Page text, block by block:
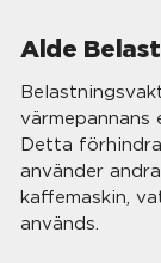
Alde
Detta
använder
kaffemaskin,
används.